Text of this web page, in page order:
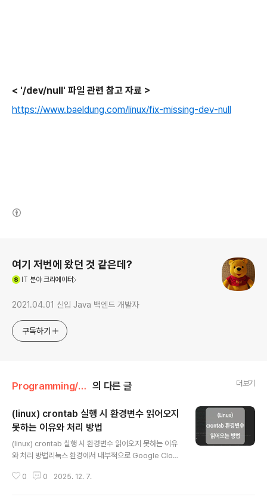
< '/dev/null' 파일 관련 참고 자료 >
https://www.baeldung.com/linux/fix-missing-dev-null
여기 저번에 왔던 것 같은데?
IT 분야 크리에이터
2021.04.01 신입 Java 백엔드 개발자
구독하기
Programming/Linux 의 다른 글 더보기
(linux) crontab 실행 시 환경변수 읽어오지
못하는 이유와 처리 방법
(linux) crontab 실행 시 환경변수 읽어오지 못하는 이유
와 처리 방법리눅스 환경에서 내부적으로 Google Clou
통해 실행했을 때 '~/.bashrc' 파일에 설정된 환경변수를
0 0 2025. 12. 7.